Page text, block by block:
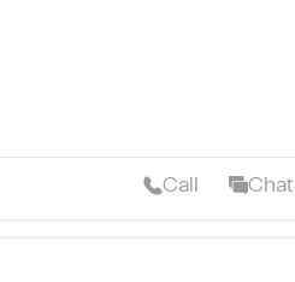
Call Chat